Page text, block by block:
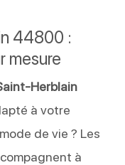
44800 :
mesure
Herblain
à votre
de vie ? Les
à